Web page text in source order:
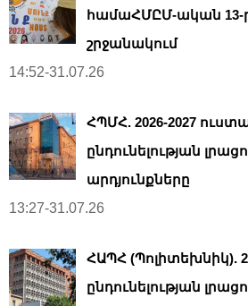
համաՀՄԸՄ-ական 13-
շրջանակում
14:52-31.07.26
ՀՊՄՀ. 2026-2027
ընդունելության
արդյունքները
13:27-31.07.26
ՀԱՊՀ (Պոլիտեխնիկ).
ընդունելության